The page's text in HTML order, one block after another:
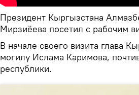
Президент Кыргызстана
Мирзиёева посетил с рабочим
В начале своего визита глава
могилу Ислама Каримова,
республики.